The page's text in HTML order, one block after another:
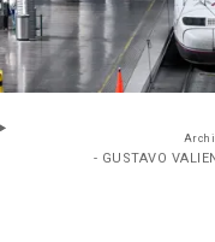
- GUSTAVO